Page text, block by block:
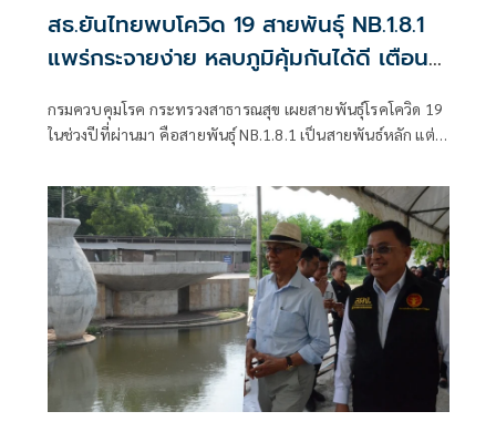
สธ.ยันไทยพบโควิด 19 สายพันธุ์ NB.1.8.1
แพร่กระจายง่าย หลบภูมิคุ้มกันได้ดี เตือน
กรมควบคุมโรค กระทรวงสาธารณสุข เผยสายพันธุ์โรคโควิด 19
ในช่วงปีที่ผ่านมา คือสายพันธุ์ NB.1.8.1 เป็นสายพันธ์หลัก แต่
หรือโรครุนแรงมากขึ้น